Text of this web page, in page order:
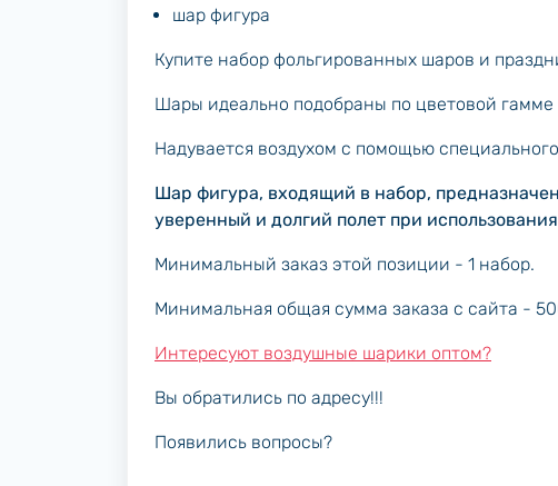
шар фигура
Купите набор фольгированных шаров и
Шары идеально подобраны по цветовой гамме
Надувается воздухом с помощью
Шар фигура, входящий в набор,
уверенный и долгий полет при
Минимальный заказ этой позиции - 1 набор.
Минимальная общая сумма заказа с сайта -
Интересуют воздушные шарики оптом?
Вы обратились по адресу!!!
Появились вопросы?